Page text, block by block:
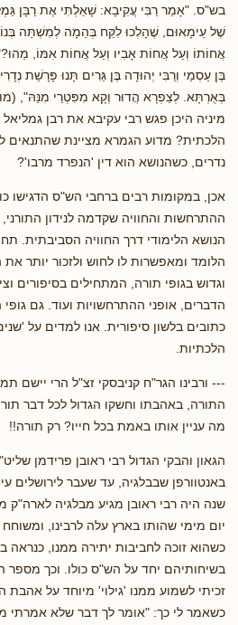
בש"ס. "אָמַר רַבִּי עֲקִיבָא: שָׁאַלְתִּי אֶת רַבָּן
שֶׁל עֵימָאוּם, שֶׁהָלְכוּ לִקַּח בְּהֵמָה לְמִשְׁתֵּה
אֲחוֹתוֹ וְעַל אֲחוֹת אָבִיו וְעַל אֲחוֹת אִמּוֹ,
בֶּן עַסְמַי וְרַבִּי יְהוּדָה בֶּן גֵּרִים תָּנוּ פָּרָשַׁת
בְּאֻרְתָּא. לְצַפְרָא הֲדוּר וְקָא מִפִּטְרֵי מִנֵּהּ",
מיניה היכן פגש רבי עקיבא את רבן
הלכתית? מדוע הגמרא מציינת שהתנאים
נדרים, כשהנושא הוא דין 'הנפרד מרבו'?
אכן, במקומות רבים ברחבי הש"ס הדגישו
ההתרחשות והחוויה שקדמה לנידון
הנושא הלימודי דרך החוויה הסביבתית.
הלומד ומאפשרות לו לחוש ולזכור יותר
וגדוש בגופי תורה, המתחילים בסיפורים
הדברים, אופני ההתרחשויות ועוד. גם
כתובים בלשון סיפורית. אנו למדים על
הלכתיות.
--- ורבינו הגר"ח קניבסקי זצ"ל הרי יישם
התורה, באהבתו וחשקו הגדול לכל דבר
מה עניין אותו באמת בכל חייו? רק תורה!!
הגאון והבקי הגדול רבי ראובן פרידמן
באנטוורפן שבבלגיה, עד שעבר
שנה היה רבי ראובן מגיע מבלגיה
יום מימי שהותו בארץ עלה לרבינו,
כשהוא זוכה לחביבות יתירה ממנו, כנראה
בשיחותיהם יחד על הש"ס כולו. וכך
זכיתי לשמוע ממנו 'גילוי' מיוחד על
כשאמר לי כך: "אומר לך דבר שלא אמרתי